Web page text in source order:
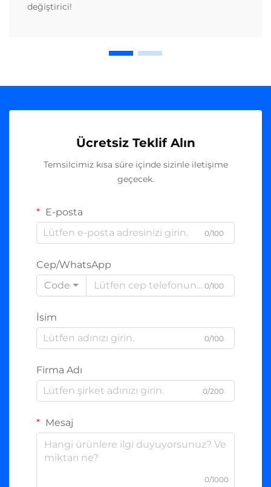
değiştirici!
Ücretsiz Teklif Alın
Temsilcimiz kısa süre içinde sizinle iletişime
geçecek.
E-posta
0/100
Cep/WhatsApp
Code
0/100
İsim
0/100
Firma Adı
0/200
Mesaj
0/1000